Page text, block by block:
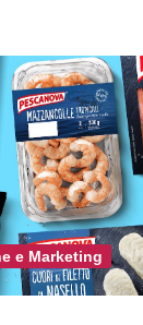
e Marketing